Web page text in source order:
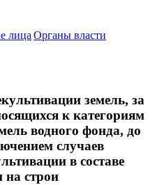
лица Органы власти
земель, за
к категориям
водного фонда, до
случаев
в составе
на строи